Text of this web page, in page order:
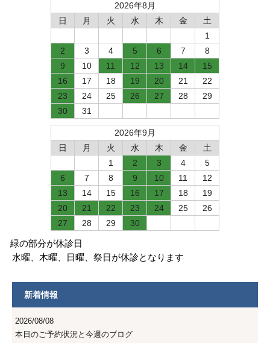
2026年8月
日
月 火 水 木 金
土
1
2
3 4 5 6 7
8
9
10 11 12 13 14
15
16
17 18 19 20 21
22
23
24 25 26 27 28
29
30
31
2026年9月
日
月 火 水 木 金
土
1
2 3 4
5
6
7 8 9 10 11
12
13
14 15 16 17 18
19
20
21 22 23 24 25
26
27
28 29 30
緑の部分が休診日
水曜、木曜、日曜、祭日が休診となります
新着情報
2026/08/08
本日のご予約状況と今週のブログ